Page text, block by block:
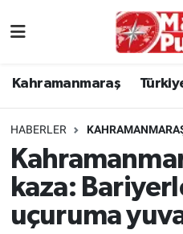
Kahramanmaraş
HABERLER
kaza:
uçuruma
Politika
Ekonomi
İstanbul Trafik
Süper Lig Puan